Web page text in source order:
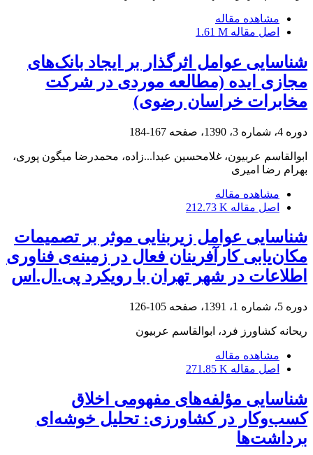
مشاهده مقاله
اصل مقاله 1.61 M
شناسایی عوامل اثرگذار بر ایجاد بانک‌های
مجازی ایده (مطالعه موردی در شرکت
مخابرات خراسان رضوی)
دوره 4، شماره 3، 1390، صفحه 167-184
ابوالقاسم عربیون، غلامحسین عبدا...‌زاده، محمدرضا میگون پوری،
بهرام رضا امیری
مشاهده مقاله
اصل مقاله 212.73 K
شناسایی عوامل زیربنایی موثر بر تصمیمات
مکان‌یابی کارآفرینان فعال در زمینه‌ی فناوری
اطلاعات در شهر تهران با رویکرد پی.ال.اس
دوره 5، شماره 1، 1391، صفحه 105-126
ریحانه کشاورز فرد، ابوالقاسم عربیون
مشاهده مقاله
اصل مقاله 271.85 K
شناسایی مؤلفه‌های مفهومی اخلاق
کسب‌وکار در کشاورزی: تحلیل خوشه‌ای
برداشت‌ها